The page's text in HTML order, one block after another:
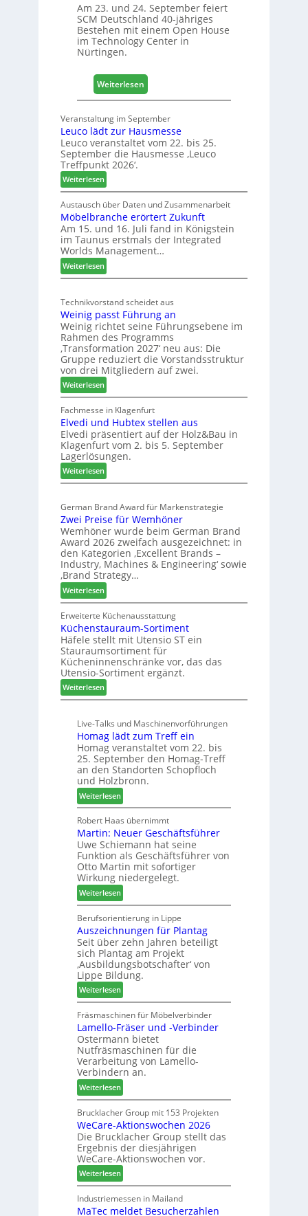
+
H
o
2
0
8
Am 23. und 24. September feiert
SCM Deutschland 40-jähriges
Bestehen mit einem Open House
im Technology Center in
Nürtingen.
Weiterlesen:
4
J
a
h
C
M
D
e
u
s
h
l
a
n
d
Veranstaltung im September
Leuco lädt zur Hausmesse
Leuco veranstaltet vom 22. bis 25.
September die Hausmesse ‚Leuco
Treffpunkt 2026‘.
Weiterlesen:
L
e
u
c
o
l
ä
d
z
u
r
H
a
u
s
m
e
s
s
e
Austausch über Daten und Zusammenarbeit
Möbelbranche erörtert Zukunft
Am 15. und 16. Juli fand in Königstein
im Taunus erstmals der Integrated
Worlds Management…
Weiterlesen:
M
b
e
l
b
r
a
n
c
h
e
e
r
ö
r
t
e
t
Z
u
k
u
n
f
t
Technikvorstand scheidet aus
Weinig passt Führung an
Weinig richtet seine Führungsebene im
Rahmen des Programms
‚Transformation 2027‘ neu aus: Die
Gruppe reduziert die Vorstandsstruktur
von drei Mitgliedern auf zwei.
Weiterlesen:
W
e
i
n
i
g
p
a
s
t
F
ü
h
r
u
n
g
a
n
Fachmesse in Klagenfurt
Elvedi und Hubtex stellen aus
Elvedi präsentiert auf der Holz&Bau in
Klagenfurt vom 2. bis 5. September
Lagerlösungen.
Weiterlesen:
E
v
e
d
i
u
n
d
H
u
b
t
e
x
s
t
e
e
n
a
u
s
German Brand Award für Markenstrategie
Zwei Preise für Wemhöner
Wemhöner wurde beim German Brand
Award 2026 zweifach ausgezeichnet: in
den Kategorien ‚Excellent Brands –
Industry, Machines & Engineering‘ sowie
‚Brand Strategy…
Weiterlesen:
Z
w
e
i
P
r
e
i
s
f
ü
r
W
e
m
h
n
e
r
Erweiterte Küchenausstattung
Küchenstauraum-Sortiment
Häfele stellt mit Utensio ST ein
Stauraumsortiment für
Kücheninnenschränke vor, das das
Utensio-Sortiment ergänzt.
Weiterlesen:
K
c
h
e
n
s
t
a
u
r
a
u
m
-
S
o
r
t
i
m
e
n
t
Live-Talks und Maschinenvorführungen
Homag lädt zum Treff ein
Homag veranstaltet vom 22. bis
25. September den Homag-Treff
an den Standorten Schopfloch
und Holzbronn.
Weiterlesen:
H
o
m
a
g
l
ä
d
t
z
u
m
T
r
e
f
f
e
i
n
Robert Haas übernimmt
Martin: Neuer Geschäftsführer
Uwe Schiemann hat seine
Funktion als Geschäftsführer von
Otto Martin mit sofortiger
Wirkung niedergelegt.
Weiterlesen:
M
a
r
t
i
n
:
N
e
u
e
r
G
e
s
c
h
ä
f
t
s
f
ü
h
r
e
Berufsorientierung in Lippe
Auszeichnungen für Plantag
Seit über zehn Jahren beteiligt
sich Plantag am Projekt
‚Ausbildungsbotschafter‘ von
Lippe Bildung.
Weiterlesen:
A
u
s
z
e
i
c
h
n
u
n
g
e
n
f
ü
r
P
Fräsmaschinen für Möbelverbinder
Lamello-Fräser und -Verbinder
Ostermann bietet
Nutfräsmaschinen für die
Verarbeitung von Lamello-
Verbindern an.
Weiterlesen:
L
a
m
e
l
l
o
-
F
r
Brucklacher Group mit 153 Projekten
WeCare-Aktionswochen 2026
Die Brucklacher Group stellt das
Ergebnis der diesjährigen
WeCare-Aktionswochen vor.
Weiterlesen:
W
e
C
Industriemessen in Mailand
MaTec meldet Besucherzahlen